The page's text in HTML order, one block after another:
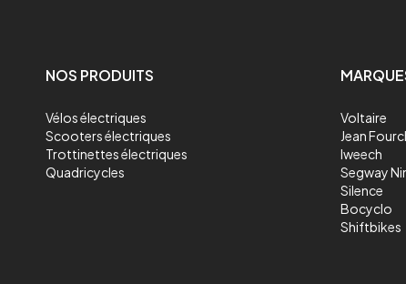
NOS PRODUITS
Vélos électriques
Scooters électriques
Trottinettes électriques
Quadricycles
Voltaire
Jean
Iweech
Segway
Silence
Bocyclo
Shiftbikes